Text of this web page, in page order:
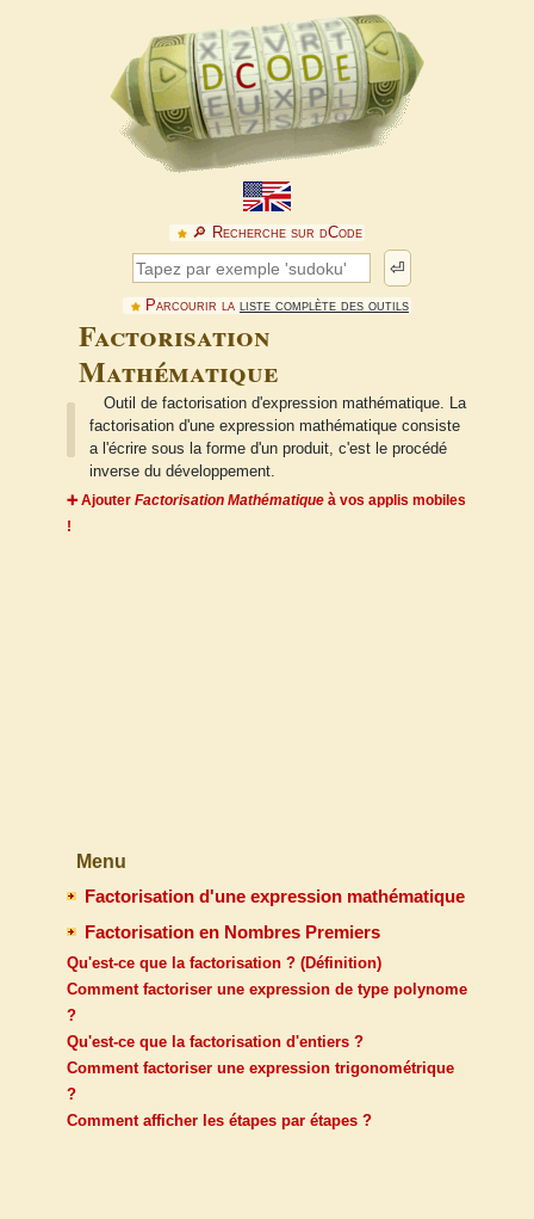
🔎︎ Recherche sur dCode
⏎
Parcourir la liste complète des outils
Factorisation
Mathématique
Outil de factorisation d'expression mathématique. La
factorisation d'une expression mathématique consiste
a l'écrire sous la forme d'un produit, c'est le procédé
inverse du développement.
➕ Ajouter Factorisation Mathématique à vos applis mobiles
!
Menu
Factorisation d'une expression mathématique
Factorisation en Nombres Premiers
Qu'est-ce que la factorisation ? (Définition)
Comment factoriser une expression de type polynome
?
Qu'est-ce que la factorisation d'entiers ?
Comment factoriser une expression trigonométrique
?
Comment afficher les étapes par étapes ?